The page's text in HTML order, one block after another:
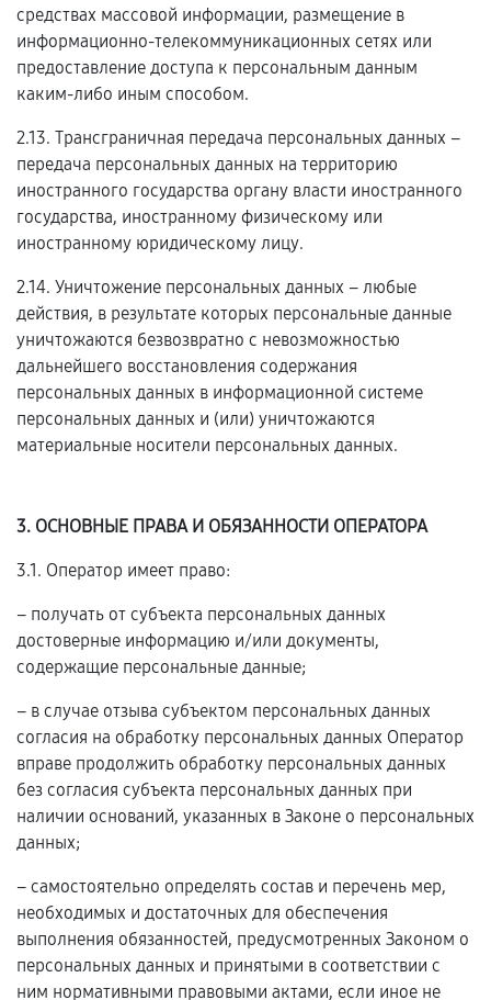
средствах массовой информации, размещение в
информационно-телекоммуникационных сетях или
предоставление доступа к персональным данным
каким-либо иным способом.
2.13. Трансграничная передача персональных данных –
передача персональных данных на территорию
иностранного государства органу власти иностранного
государства, иностранному физическому или
иностранному юридическому лицу.
2.14. Уничтожение персональных данных – любые
действия, в результате которых персональные данные
уничтожаются безвозвратно с невозможностью
дальнейшего восстановления содержания
персональных данных в информационной системе
персональных данных и (или) уничтожаются
материальные носители персональных данных.
3. ОСНОВНЫЕ ПРАВА И ОБЯЗАННОСТИ ОПЕРАТОРА
3.1. Оператор имеет право:
– получать от субъекта персональных данных
достоверные информацию и/или документы,
содержащие персональные данные;
– в случае отзыва субъектом персональных данных
согласия на обработку персональных данных Оператор
вправе продолжить обработку персональных данных
без согласия субъекта персональных данных при
наличии оснований, указанных в Законе о персональных
данных;
– самостоятельно определять состав и перечень мер,
необходимых и достаточных для обеспечения
выполнения обязанностей, предусмотренных Законом о
персональных данных и принятыми в соответствии с
ним нормативными правовыми актами, если иное не